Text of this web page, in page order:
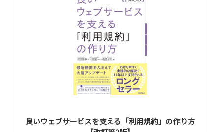
良いウェブサービスを支える「利用規約」の作り方